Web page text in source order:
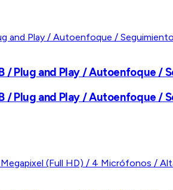
/ Plug and Play / Autoenfoque
/ Plug and Play / Autoenfoque